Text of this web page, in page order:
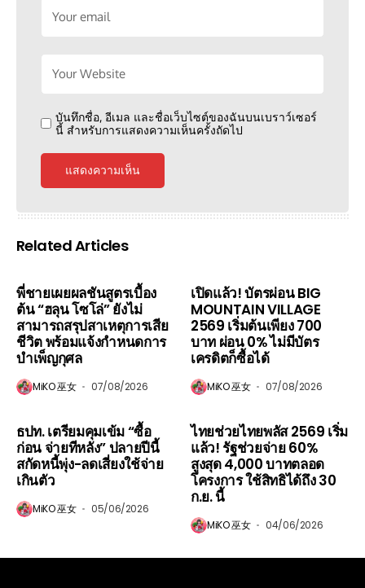
บันทึกชื่อ, อีเมล และชื่อเว็บไซต์ของฉันบนเบราว์เซอร์
นี้ สำหรับการแสดงความเห็นครั้งถัดไป
Related Articles
Blog News
พี่ชายเผยผลชันสูตรเบื้อง
ต้น “ฮลุน โซโล่” ยังไม่
สามารถสรุปสาเหตุการเสีย
ชีวิต พร้อมแจ้งกำหนดการ
บำเพ็ญกุศล
MiKO 巫女 07/08/2026
Blog Sports
เปิดแล้ว! บัตรผ่อน BIG
MOUNTAIN VILLAGE
2569 เริ่มต้นเพียง 700
บาท ผ่อน 0% ไม่มีบัตร
เครดิตก็ซื้อได้
MiKO 巫女 07/08/2026
Blog News
ธปท. เตรียมคุมเข้ม “ซื้อ
ก่อน จ่ายทีหลัง” ปลายปีนี้
สกัดหนี้พุ่ง-ลดเสี่ยงใช้จ่าย
เกินตัว
MiKO 巫女 05/06/2026
Blog News
ไทยช่วยไทยพลัส 2569 เริ่ม
แล้ว! รัฐช่วยจ่าย 60%
สูงสุด 4,000 บาทตลอด
โครงการ ใช้สิทธิได้ถึง 30
ก.ย. นี้
MiKO 巫女 04/06/2026